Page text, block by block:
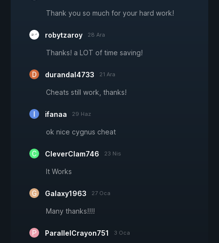
Thank you so much for your hard work!
robytzaroy 28 Ara
Thanks! a LOT of time saving!
durandal4733 21 Ara
Cheats still work, thanks!
ifanaa 29 Haz
ok nice cygnus cheat
CleverClam746 23 Nis
It Works
Galaxy1963 27 Oca
Many thanks!!!!
ParallelCrayon751 3 Oca